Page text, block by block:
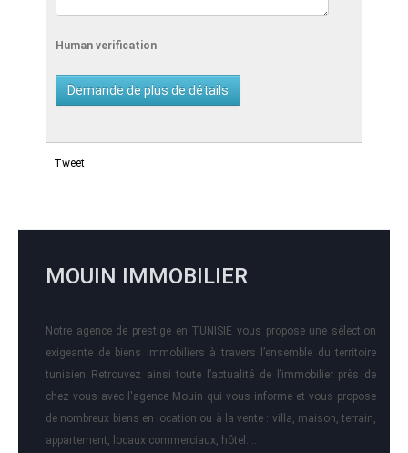
Human verification
Tweet
MOUIN IMMOBILIER
Notre agence de prestige en TUNISIE vous propose une sélection
exigeante de biens immobiliers à travers l’ensemble du territoire
tunisien Retrouvez ainsi toute l’actualité de l’immobilier près de
chez vous avec l'agence Mouin qui vous informe et vous propose
de nombreux biens en location ou à la vente : villa, maison, terrain,
appartement, locaux commerciaux, hôtel….